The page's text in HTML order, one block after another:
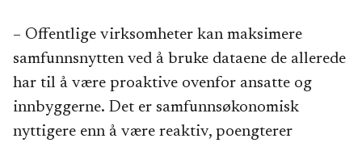
– Offentlige virksomheter kan maksimere
samfunnsnytten ved å bruke dataene de allerede
har til å være proaktive ovenfor ansatte og
innbyggerne. Det er samfunnsøkonomisk
nyttigere enn å være reaktiv, poengterer